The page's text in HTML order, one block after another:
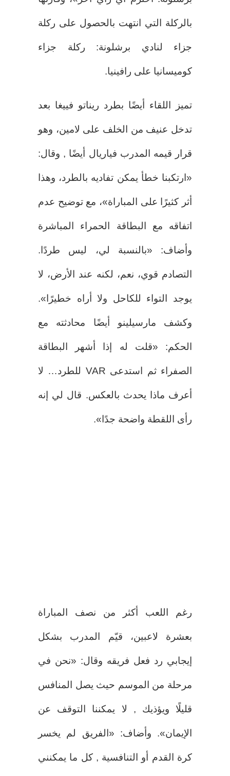
بالركلة التي انتهت بالحصول على ركلة
جزاء لنادي برشلونة: ركلة جزاء
كوميسانيا على رافينيا.
تميز اللقاء أيضًا بطرد ريناتو فييغا بعد
تدخل عنيف من الخلف على لامين، وهو
قرار قيمه المدرب فياريال أيضًا , وقال:
«ارتكبنا خطأ يمكن تفاديه بالطرد، وهذا
أثر كثيرًا على المباراة»، مع توضيح عدم
اتفاقه مع البطاقة الحمراء المباشرة
وأضاف: «بالنسبة لي، ليس طردًا.
التصادم قوي، نعم، لكنه عند الأرض، لا
يوجد التواء للكاحل ولا أراه خطيرًا».
وكشف مارسيلينو أيضًا محادثته مع
الحكم: «قلت له إذا أشهر البطاقة
الصفراء ثم استدعى VAR للطرد… لا
أعرف ماذا يحدث بالعكس. قال لي إنه
رأى اللقطة واضحة جدًا».
رغم اللعب أكثر من نصف المباراة
بعشرة لاعبين، قيّم المدرب بشكل
إيجابي رد فعل فريقه وقال: «نحن في
مرحلة من الموسم حيث يصل المنافس
قليلًا ويؤذيك , لا يمكننا التوقف عن
الإيمان». وأضاف: «الفريق لم يخسر
كرة القدم أو التنافسية , كل ما يمكنني